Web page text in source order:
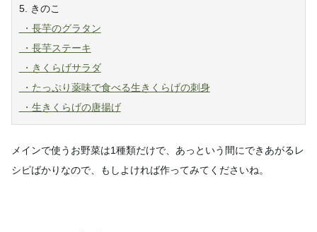
5. きのこ
・長芋のグラタン
・長芋ステーキ
・きくらげサラダ
・たっぷり薬味で食べる生きくらげの刺身
・生きくらげの唐揚げ
メインで使うお野菜は1種類だけで、あっという間にできあがるレ
シピばかりなので、もしよければ作ってみてくださいね。